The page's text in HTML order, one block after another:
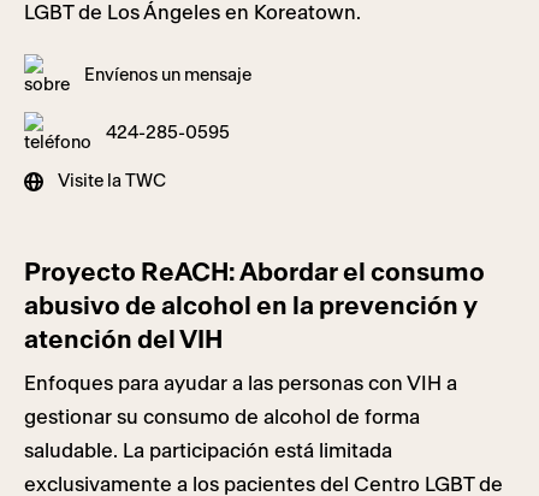
LGBT de Los Ángeles en Koreatown.
Envíenos un mensaje
424-285-0595
Visite la TWC
Proyecto ReACH: Abordar el consumo
abusivo de alcohol en la prevención y
atención del VIH
Enfoques para ayudar a las personas con VIH a
gestionar su consumo de alcohol de forma
saludable. La participación está limitada
exclusivamente a los pacientes del Centro LGBT de